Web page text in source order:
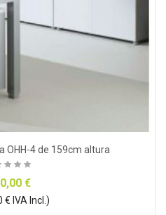
OHH-4 de 159cm altura
€
€ IVA Incl.)